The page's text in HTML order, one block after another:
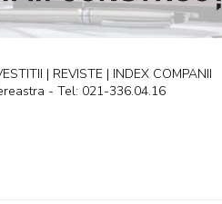
| REVISTE | INDEX COMPANII
- Tel: 021-336.04.16